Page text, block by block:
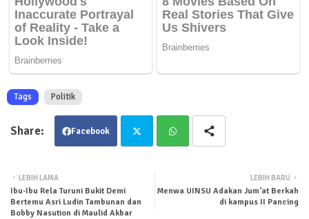
Tags Politik
Facebook
tsa
LEBIH BARU
Menwa UINSU Adakan Jum’at Berkah
di kampus II Pancing
LEBIH LAMA
Ibu-Ibu Rela Turuni Bukit Demi
Bertemu Asri Ludin Tambunan dan
Bobby Nasution di Maulid Akbar